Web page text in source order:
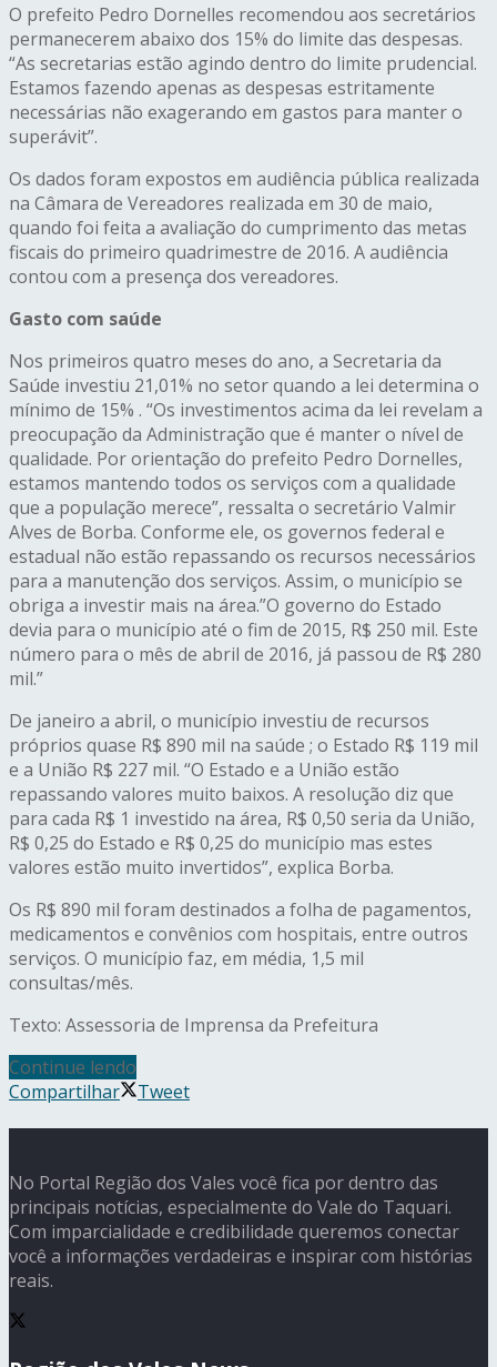
O prefeito Pedro Dornelles recomendou aos secretários
permanecerem abaixo dos 15% do limite das despesas.
“As secretarias estão agindo dentro do limite prudencial.
Estamos fazendo apenas as despesas estritamente
necessárias não exagerando em gastos para manter o
superávit”.
Os dados foram expostos em audiência pública realizada
na Câmara de Vereadores realizada em 30 de maio,
quando foi feita a avaliação do cumprimento das metas
fiscais do primeiro quadrimestre de 2016. A audiência
contou com a presença dos vereadores.
Gasto com saúde
Nos primeiros quatro meses do ano, a Secretaria da
Saúde investiu 21,01% no setor quando a lei determina o
mínimo de 15% . “Os investimentos acima da lei revelam a
preocupação da Administração que é manter o nível de
qualidade. Por orientação do prefeito Pedro Dornelles,
estamos mantendo todos os serviços com a qualidade
que a população merece”, ressalta o secretário Valmir
Alves de Borba. Conforme ele, os governos federal e
estadual não estão repassando os recursos necessários
para a manutenção dos serviços. Assim, o município se
obriga a investir mais na área.”O governo do Estado
devia para o município até o fim de 2015, R$ 250 mil. Este
número para o mês de abril de 2016, já passou de R$ 280
mil.”
De janeiro a abril, o município investiu de recursos
próprios quase R$ 890 mil na saúde ; o Estado R$ 119 mil
e a União R$ 227 mil. “O Estado e a União estão
repassando valores muito baixos. A resolução diz que
para cada R$ 1 investido na área, R$ 0,50 seria da União,
R$ 0,25 do Estado e R$ 0,25 do município mas estes
valores estão muito invertidos”, explica Borba.
Os R$ 890 mil foram destinados a folha de pagamentos,
medicamentos e convênios com hospitais, entre outros
serviços. O município faz, em média, 1,5 mil
consultas/mês.
Texto: Assessoria de Imprensa da Prefeitura
Continue lendo
Compartilhar
Tweet
No Portal Região dos Vales você fica por dentro das
principais notícias, especialmente do Vale do Taquari.
Com imparcialidade e credibilidade queremos conectar
você a informações verdadeiras e inspirar com histórias
reais.